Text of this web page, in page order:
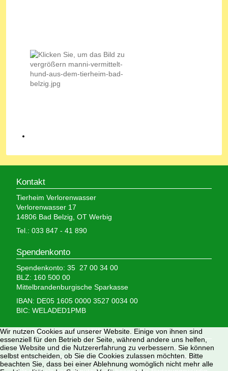
Kontakt
Tierheim Verlorenwasser
Verlorenwasser 17
14806 Bad Belzig, OT Werbig
Tel.: 033 847 - 41 890
Spendenkonto
Spendenkonto: 35 27 00 34 00
BLZ: 160 500 00
Mittelbrandenburgische Sparkasse
IBAN: DE05 1605 0000 3527 0034 00
BIC: WELADED1PMB
Wir brauchen Ihre Hilfe,
denn wir erhalten keinerlei staatliche Hilfe, sondern
finanzieren das Tierheim aus Spenden und Erbschaften.
Wir nutzen Cookies auf unserer Website. Einige von ihnen sind
essenziell für den Betrieb der Seite, während andere uns helfen,
diese Website und die Nutzererfahrung zu verbessern. Sie können
selbst entscheiden, ob Sie die Cookies zulassen möchten. Bitte
beachten Sie, dass bei einer Ablehnung womöglich nicht mehr alle